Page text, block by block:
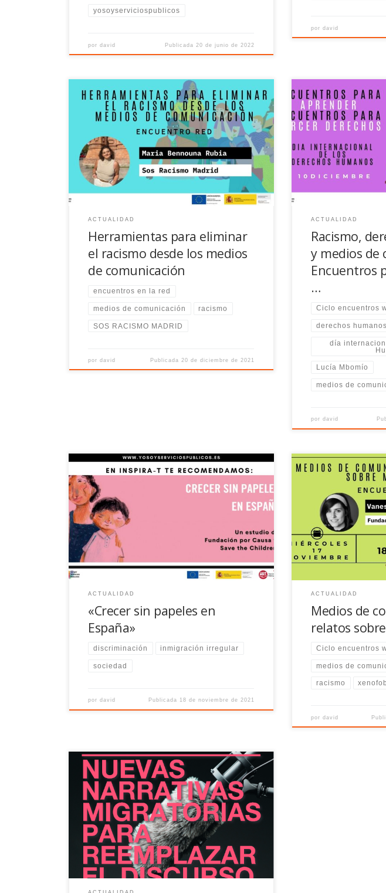
yosoyserviciospublicos
pordavid Publicada 20 de junio de 2022
pordavid
Encuentro "Herramientas para eliminar el racismo
desde los medios de comunicación", con la
participación de SOS RACISMO MADRID
ACTUALIDAD
Herramientas para eliminar
el racismo desde los medios
de comunicación
encuentros en la red
medios de comunicación racismo
SOS RACISMO MADRID
pordavid Publicada 20 de diciembre de 2021
Por el Día
organizado el
humanos y medios de
Mbomío
ACTUALIDAD
Racismo,
y medios de
Encuentros
…
Ciclo encuentros
derechos humanos
día
Lucía Mbomío
medios de
pordavid
Un estudio que ofrece una fotografía actualizada de
la realidad de la infancia migrante que vive en
España en situación administrativa irregular.
ACTUALIDAD
«Crecer sin papeles en
España»
discriminación inmigración irregular
sociedad
pordavid Publicada 18 de noviembre de 2021
Primer encuentro en la
comunicación y
noviembre a las 18:00
ACTUALIDAD
Medios de
relatos
Ciclo encuentros
medios de
racismo
pordavid
Frente al creciente éxito que está cosechando el
relato antimigratorio, desde la Fundación porCausa
se plantean cómo hablar sobre movilidad humana
para contrarrestar la xenofobia creciente